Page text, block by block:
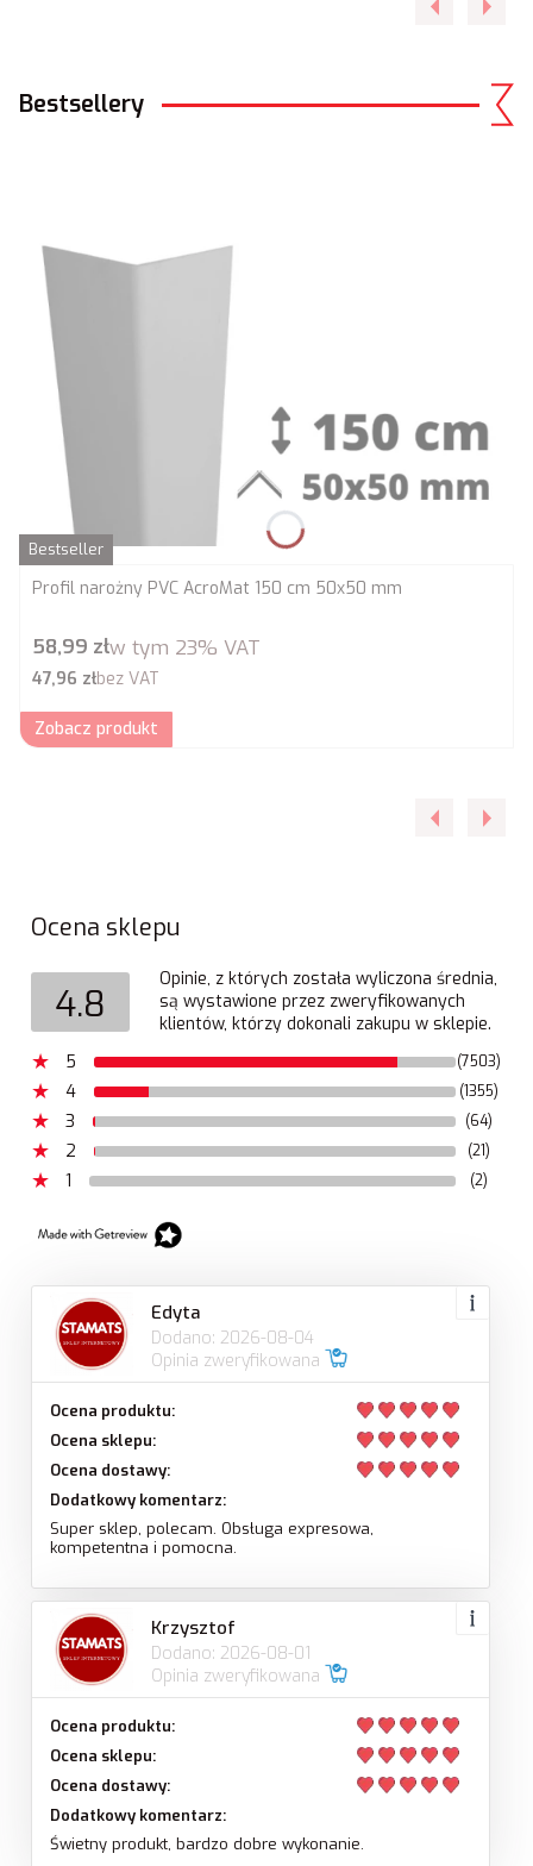
Bestsellery
Bestseller
Profil narożny PVC AcroMat 150 cm 50x50 mm
Cena brutto
58,99 złw tym 23% VAT
Cena netto
47,96 złbez VAT
Zobacz produkt
Ocena sklepu
4.8
Opinie, z których została wyliczona średnia,
są wystawione przez zweryfikowanych
klientów, którzy dokonali zakupu w sklepie.
5
(7503)
4 (1355)
3 (64)
2 (21)
1 (2)
Edyta
Dodano: 2026-08-04
Opinia zweryfikowana
Ocena produktu:
Ocena sklepu:
Ocena dostawy:
Dodatkowy komentarz:
Super sklep, polecam. Obsługa expresowa,
kompetentna i pomocna.
Krzysztof
Dodano: 2026-08-01
Opinia zweryfikowana
Ocena produktu:
Ocena sklepu:
Ocena dostawy:
Dodatkowy komentarz:
Świetny produkt, bardzo dobre wykonanie.